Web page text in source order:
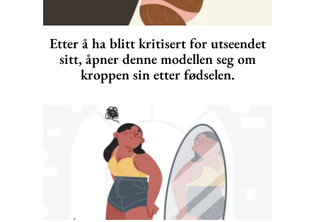
Etter å ha blitt kritisert for utseendet
sitt, åpner denne modellen seg om
kroppen sin etter fødselen.